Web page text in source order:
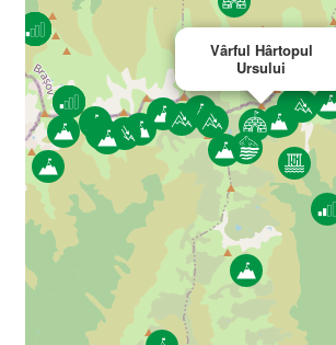
Vârful Hârtopul
Ursului